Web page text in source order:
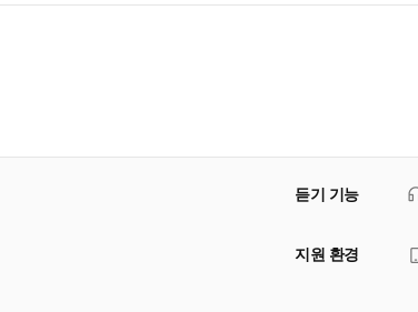
듣기 기능
지원 환경